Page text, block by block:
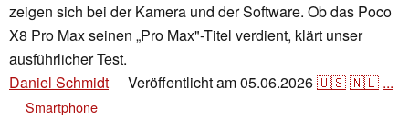
zeigen sich bei der Kamera und der Software. Ob das Poco
X8 Pro Max seinen „Pro Max"-Titel verdient, klärt unser
ausführlicher Test.
Daniel Schmidt
Veröffentlicht am05.06.2026🇺🇸🇳🇱 ...
Smartphone